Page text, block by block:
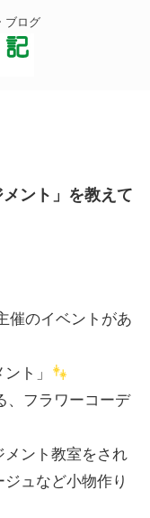
ブログ
メント」を教えて
催のイベントがあ
ト」
、フラワーコーデ
ント教室をされ
ュなど小物作り